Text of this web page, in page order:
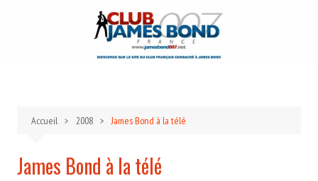
Accueil 2008 James Bond à la télé
James Bond à la télé